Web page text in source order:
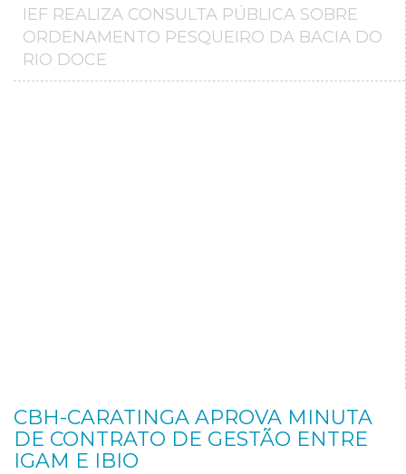
IEF REALIZA CONSULTA PÚBLICA SOBRE
ORDENAMENTO PESQUEIRO DA BACIA DO
RIO DOCE
CBH-CARATINGA APROVA MINUTA
DE CONTRATO DE GESTÃO ENTRE
IGAM E IBIO